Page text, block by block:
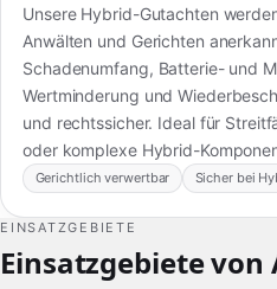
Unsere Hybrid-Gutachten
Anwälten und Gerichten
Schadenumfang, Batterie- und
Wertminderung und
und rechtssicher. Ideal für
oder komplexe Hybrid-
Gerichtlich verwertbar Sicher bei
EINSATZGEBIETE
Einsatzgebiete von